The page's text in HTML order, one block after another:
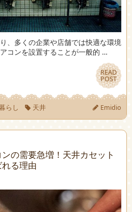
、多くの企業や店舗では快適な環境
コンを設置することが一般的 …
READ
POST
READ
POST
らし 天井 Emidio
の需要急増！天井カセット
る理由